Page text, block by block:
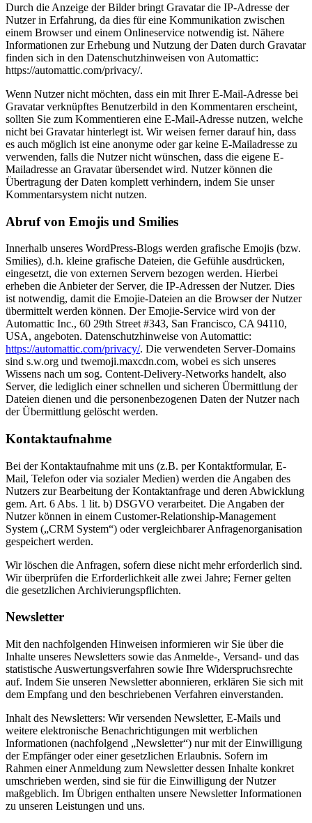
Durch die Anzeige der Bilder bringt Gravatar die IP-Adresse der
Nutzer in Erfahrung, da dies für eine Kommunikation zwischen
einem Browser und einem Onlineservice notwendig ist. Nähere
Informationen zur Erhebung und Nutzung der Daten durch Gravatar
finden sich in den Datenschutzhinweisen von Automattic:
https://automattic.com/privacy/.
Wenn Nutzer nicht möchten, dass ein mit Ihrer E-Mail-Adresse bei
Gravatar verknüpftes Benutzerbild in den Kommentaren erscheint,
sollten Sie zum Kommentieren eine E-Mail-Adresse nutzen, welche
nicht bei Gravatar hinterlegt ist. Wir weisen ferner darauf hin, dass
es auch möglich ist eine anonyme oder gar keine E-Mailadresse zu
verwenden, falls die Nutzer nicht wünschen, dass die eigene E-
Mailadresse an Gravatar übersendet wird. Nutzer können die
Übertragung der Daten komplett verhindern, indem Sie unser
Kommentarsystem nicht nutzen.
Abruf von Emojis und Smilies
Innerhalb unseres WordPress-Blogs werden grafische Emojis (bzw.
Smilies), d.h. kleine grafische Dateien, die Gefühle ausdrücken,
eingesetzt, die von externen Servern bezogen werden. Hierbei
erheben die Anbieter der Server, die IP-Adressen der Nutzer. Dies
ist notwendig, damit die Emojie-Dateien an die Browser der Nutzer
übermittelt werden können. Der Emojie-Service wird von der
Automattic Inc., 60 29th Street #343, San Francisco, CA 94110,
USA, angeboten. Datenschutzhinweise von Automattic:
https://automattic.com/privacy/. Die verwendeten Server-Domains
sind s.w.org und twemoji.maxcdn.com, wobei es sich unseres
Wissens nach um sog. Content-Delivery-Networks handelt, also
Server, die lediglich einer schnellen und sicheren Übermittlung der
Dateien dienen und die personenbezogenen Daten der Nutzer nach
der Übermittlung gelöscht werden.
Kontaktaufnahme
Bei der Kontaktaufnahme mit uns (z.B. per Kontaktformular, E-
Mail, Telefon oder via sozialer Medien) werden die Angaben des
Nutzers zur Bearbeitung der Kontaktanfrage und deren Abwicklung
gem. Art. 6 Abs. 1 lit. b) DSGVO verarbeitet. Die Angaben der
Nutzer können in einem Customer-Relationship-Management
System („CRM System“) oder vergleichbarer Anfragenorganisation
gespeichert werden.
Wir löschen die Anfragen, sofern diese nicht mehr erforderlich sind.
Wir überprüfen die Erforderlichkeit alle zwei Jahre; Ferner gelten
die gesetzlichen Archivierungspflichten.
Newsletter
Mit den nachfolgenden Hinweisen informieren wir Sie über die
Inhalte unseres Newsletters sowie das Anmelde-, Versand- und das
statistische Auswertungsverfahren sowie Ihre Widerspruchsrechte
auf. Indem Sie unseren Newsletter abonnieren, erklären Sie sich mit
dem Empfang und den beschriebenen Verfahren einverstanden.
Inhalt des Newsletters: Wir versenden Newsletter, E-Mails und
weitere elektronische Benachrichtigungen mit werblichen
Informationen (nachfolgend „Newsletter“) nur mit der Einwilligung
der Empfänger oder einer gesetzlichen Erlaubnis. Sofern im
Rahmen einer Anmeldung zum Newsletter dessen Inhalte konkret
umschrieben werden, sind sie für die Einwilligung der Nutzer
maßgeblich. Im Übrigen enthalten unsere Newsletter Informationen
zu unseren Leistungen und uns.